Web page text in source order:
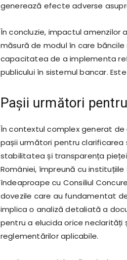
generează efecte adverse
În concluzie, impactul amenzilor
măsură de modul în care
capacitatea de a implementa
publicului în sistemul bancar.
Pașii următori
În contextul complex generat de
pașii următori pentru
stabilitatea și transparența
României, împreună cu
îndeaproape cu Consiliul
dovezile care au fundamentat
implica o analiză detaliată a
pentru a elucida orice
reglementărilor aplicabile.